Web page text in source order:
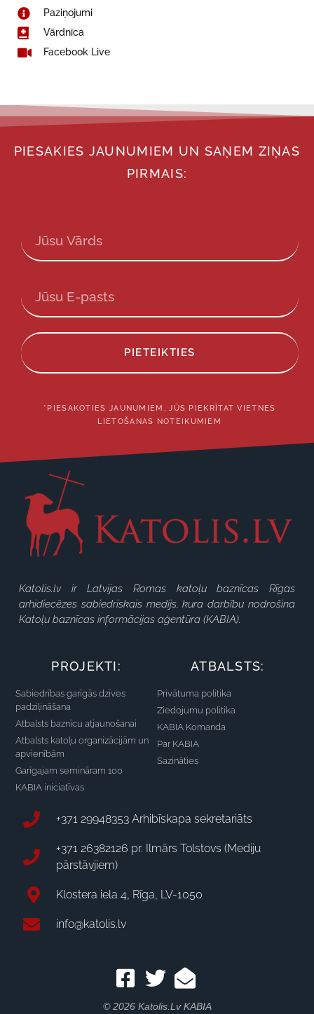
Paziņojumi
Vārdnīca
Facebook Live
PIESAKIES JAUNUMIEM UN SAŅEM ZIŅAS
PIRMAIS:
PIETEIKTIES
*PIESAKOTIES JAUNUMIEM, JŪS PIEKRĪTAT VIETNES
LIETOŠANAS NOTEIKUMIEM
Katolis.lv ir Latvijas Romas katoļu baznīcas Rīgas
arhidiecēzes sabiedriskais medijs, kura darbību nodrošina
Katoļu baznīcas informācijas aģentūra (KABIA).
PROJEKTI:
Sabiedrības garīgās dzīves
padziļināšana
Atbalsts baznīcu atjaunošanai
Atbalsts katoļu organizācijām un
apvienībām
Garīgajam semināram 100
KABIA iniciatīvas
ATBALSTS:
Privātuma politika
Ziedojumu politika
KABIA Komanda
Par KABIA
Sazināties
+371 29948353 Arhibīskapa sekretariāts
+371 26382126 pr. Ilmārs Tolstovs (Mediju
pārstāvjiem)
Klostera iela 4, Rīga, LV-1050
info@katolis.lv
© 2026 Katolis.lv KABIA